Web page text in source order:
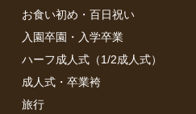
お食い初め・百日祝い
入園卒園・入学卒業
ハーフ成人式（1/2成人式）
成人式・卒業袴
旅行